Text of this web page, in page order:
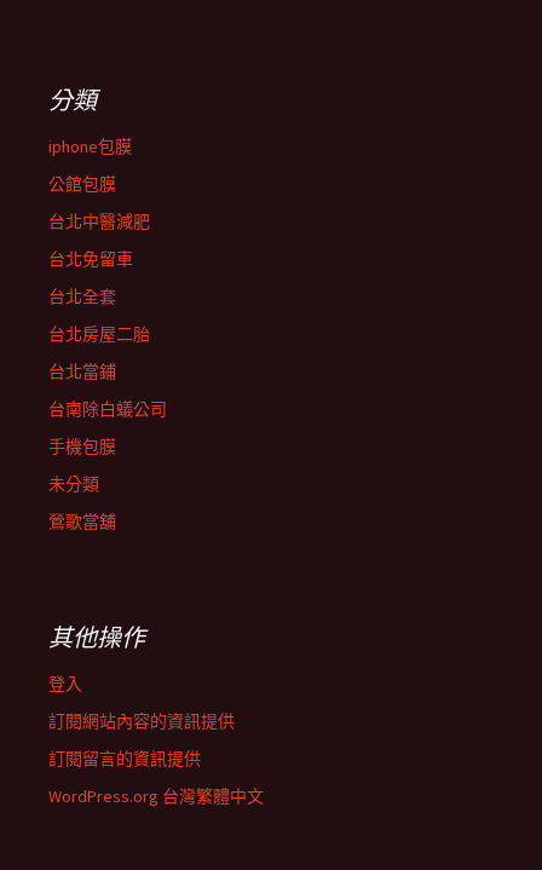
分類
iphone包膜
公館包膜
台北中醫減肥
台北免留車
台北全套
台北房屋二胎
台北當鋪
台南除白蟻公司
手機包膜
未分類
鶯歌當舖
其他操作
登入
訂閱網站內容的資訊提供
訂閱留言的資訊提供
WordPress.org 台灣繁體中文